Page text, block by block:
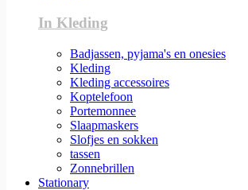
In Kleding
Badjassen, pyjama's en onesies
Kleding
Kleding accessoires
Koptelefoon
Portemonnee
Slaapmaskers
Slofjes en sokken
tassen
Zonnebrillen
Stationary